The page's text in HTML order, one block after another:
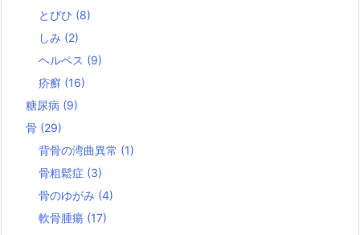
とびひ (8)
しみ (2)
ヘルペス (9)
疥癬 (16)
糖尿病 (9)
骨 (29)
背骨の湾曲異常 (1)
骨粗鬆症 (3)
骨のゆがみ (4)
軟骨腫瘍 (17)